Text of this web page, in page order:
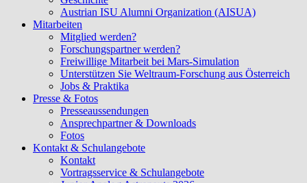
Austrian ISU Alumni Organization (AISUA)
Mitarbeiten
Mitglied werden?
Forschungspartner werden?
Freiwillige Mitarbeit bei Mars-Simulation
Unterstützen Sie Weltraum-Forschung aus Österreich
Jobs & Praktika
Presse & Fotos
Presseaussendungen
Ansprechpartner & Downloads
Fotos
Kontakt & Schulangebote
Kontakt
Vortragsservice & Schulangebote